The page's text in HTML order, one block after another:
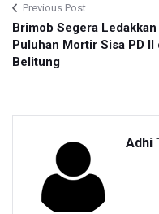
Previous Post
Brimob Segera Ledakkan
Puluhan Mortir Sisa PD II
Belitung
Adhi